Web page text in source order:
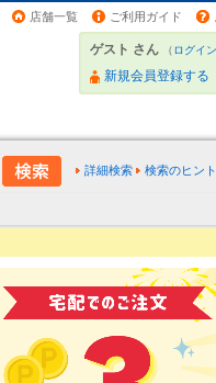
店舗一覧 ご利用ガイド
ゲスト さん （ログイン
新規会員登録する
詳細検索 検索のヒント